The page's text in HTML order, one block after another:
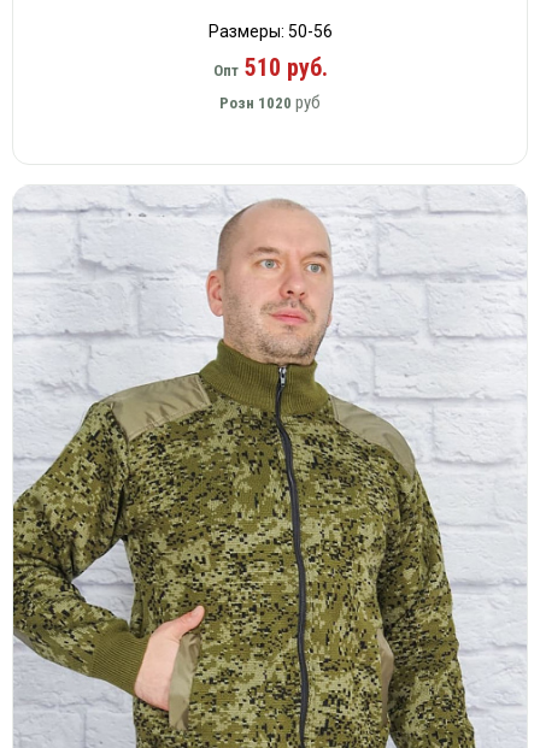
Размеры: 50-56
Опт510 руб.
Розн 1020 руб